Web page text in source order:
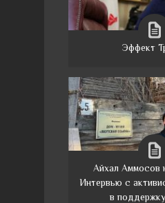
Эффект
Айхал Аммосов
Интервью с
в